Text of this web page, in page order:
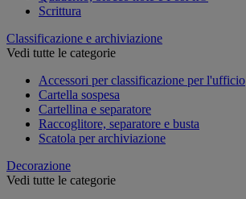
Scrittura
Classificazione e archiviazione
Vedi tutte le categorie
Accessori per classificazione per l'ufficio
Cartella sospesa
Cartellina e separatore
Raccoglitore, separatore e busta
Scatola per archiviazione
Decorazione
Vedi tutte le categorie